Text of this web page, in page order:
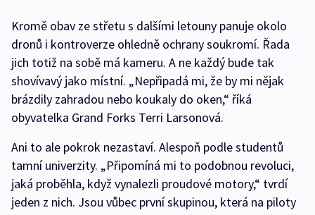
Kromě obav ze střetu s dalšími letouny panuje okolo
dronů i kontroverze ohledně ochrany soukromí. Řada
jich totiž na sobě má kameru. A ne každý bude tak
shovívavý jako místní. „Nepřipadá mi, že by mi nějak
brázdily zahradou nebo koukaly do oken,“ říká
obyvatelka Grand Forks Terri Larsonová.
Ani to ale pokrok nezastaví. Alespoň podle studentů
tamní univerzity. „Připomíná mi to podobnou revoluci,
jaká proběhla, když vynalezli proudové motory,“ tvrdí
jeden z nich. Jsou vůbec první skupinou, která na piloty